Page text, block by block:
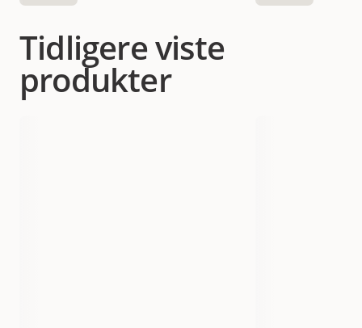
Tidligere viste
produkter